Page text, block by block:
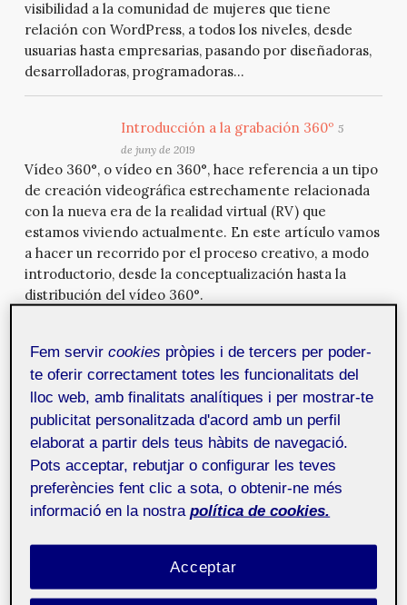
visibilidad a la comunidad de mujeres que tiene
relación con WordPress, a todos los niveles, desde
usuarias hasta empresarias, pasando por diseñadoras,
desarrolladoras, programadoras…
Introducción a la grabación 360º 5
de juny de 2019
Vídeo 360°, o vídeo en 360°, hace referencia a un tipo
de creación videográfica estrechamente relacionada
con la nueva era de la realidad virtual (RV) que
estamos viviendo actualmente. En este artículo vamos
a hacer un recorrido por el proceso creativo, a modo
introductorio, desde la conceptualización hasta la
distribución del vídeo 360°.
Pal, el patinete eléctrico inteligente 3 de juny de 2019
Aunque desde sus inicios en 2014 se ha centrado en la
creación de automóviles, la nueva marca china, Nio, ha
decidido unirse a la tendencia de los patinetes
eléctricos, e incluso, revolucionarla. En la Milan Design
Week de 2019, la empresa china presentó el prototipo
de Pal, el patinete proyectado por Benjamin Hubert,
diseñador en el estudio londinense Layer. Desde la
marca lo describen como un vehículo personal «int...
Fem servircookies pròpies i de tercers per poder-
te oferir correctament totes les funcionalitats del
lloc web, amb finalitats analítiques i per mostrar-te
publicitat personalitzada d'acord amb un perfil
elaborat a partir dels teus hàbits de navegació.
Pots acceptar, rebutjar o configurar les teves
preferències fent clic a sota, o obtenir-ne més
informació en la nostra política de cookies.
Acceptar